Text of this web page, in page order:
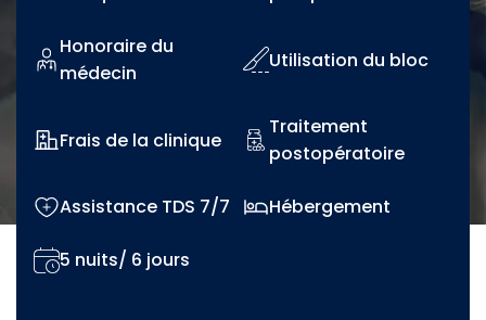
Honoraire du
médecin
Utilisation du bloc
Frais de la clinique
Traitement
postopératoire
Assistance TDS 7/7 Hébergement
5 nuits/ 6 jours